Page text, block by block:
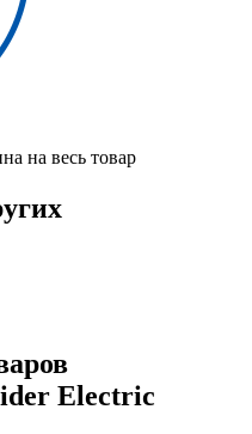
на весь товар
Electric